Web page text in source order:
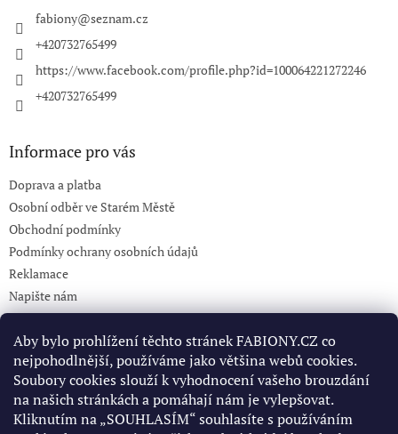
Aby bylo prohlížení těchto stránek FABIONY.CZ co
nejpohodlnější, používáme jako většina webů cookies.
Soubory cookies slouží k vyhodnocení vašeho brouzdání
na našich stránkách a pomáhají nám je vylepšovat.
Kliknutím na „SOUHLASÍM“ souhlasíte s používáním
fabiony@seznam.cz
+420732765499
https://www.facebook.com/profile.php?id=100064221272246
+420732765499
Informace pro vás
Doprava a platba
Osobní odběr ve Starém Městě
Obchodní podmínky
Podmínky ochrany osobních údajů
Reklamace
Napište nám
KONTAKT 732765499
Pinterest